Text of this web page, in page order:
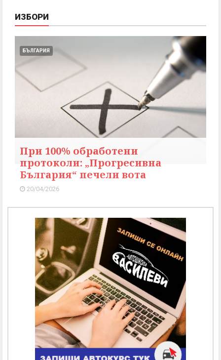
ИЗБОРИ
БЪЛГАРИЯ
При 100% обработени
протоколи: „Прогресивна
България“ печели вота
20/04/2026